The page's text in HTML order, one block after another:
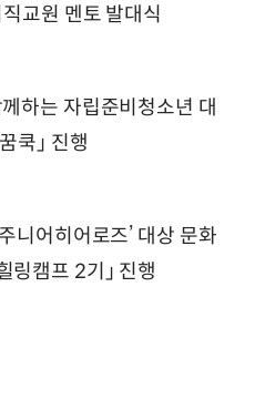
직교원 멘토 발대식
하는 자립준비청소년 대
쿡」 진행
니어히어로즈’ 대상 문화
링캠프 2기」 진행